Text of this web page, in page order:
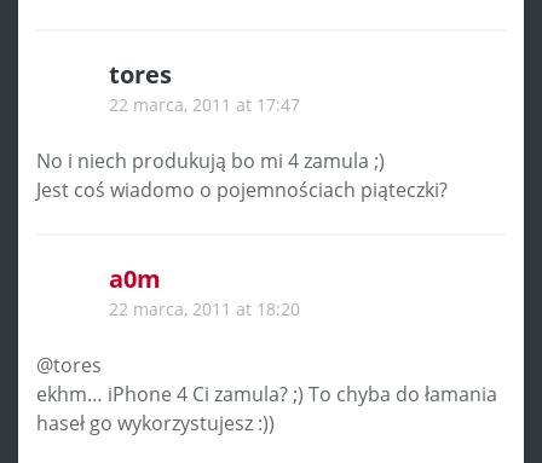
tores
22 marca, 2011 at 17:47
No i niech produkują bo mi 4 zamula ;)
Jest coś wiadomo o pojemnościach piąteczki?
a0m
22 marca, 2011 at 18:20
@tores
ekhm… iPhone 4 Ci zamula? ;) To chyba do łamania
haseł go wykorzystujesz :))